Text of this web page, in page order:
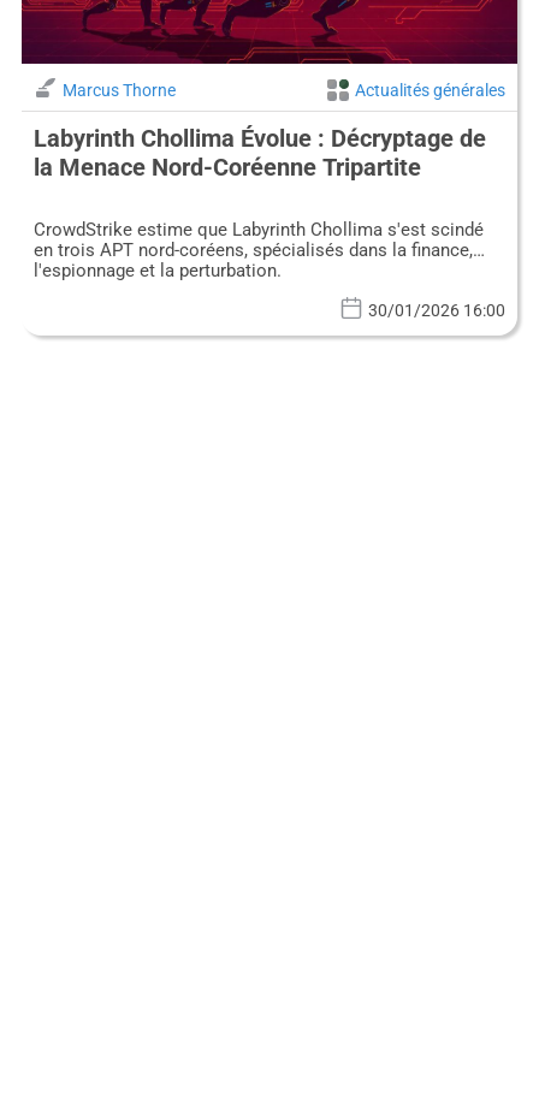
Marcus Thorne Actualités générales
Labyrinth Chollima Évolue : Décryptage de
la Menace Nord-Coréenne Tripartite
CrowdStrike estime que Labyrinth Chollima s'est scindé
en trois APT nord-coréens, spécialisés dans la finance,
l'espionnage et la perturbation.
30/01/2026 16:00